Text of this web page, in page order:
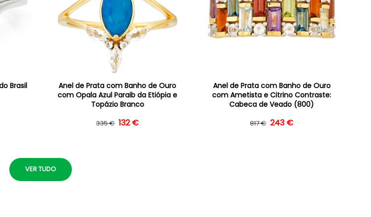
Brasil
Anel de Prata com Banho de Ouro
com Opala Azul Paraib da Etiópia e
Topázio Branco
Preço normal
335 € Preço de saldo
132 €
Anel de Prata com Banho de Ouro
com Ametista e Citrino Contraste:
Cabeca de Veado (800)
Preço normal
817 € Preço de saldo
243 €
VER TUDO